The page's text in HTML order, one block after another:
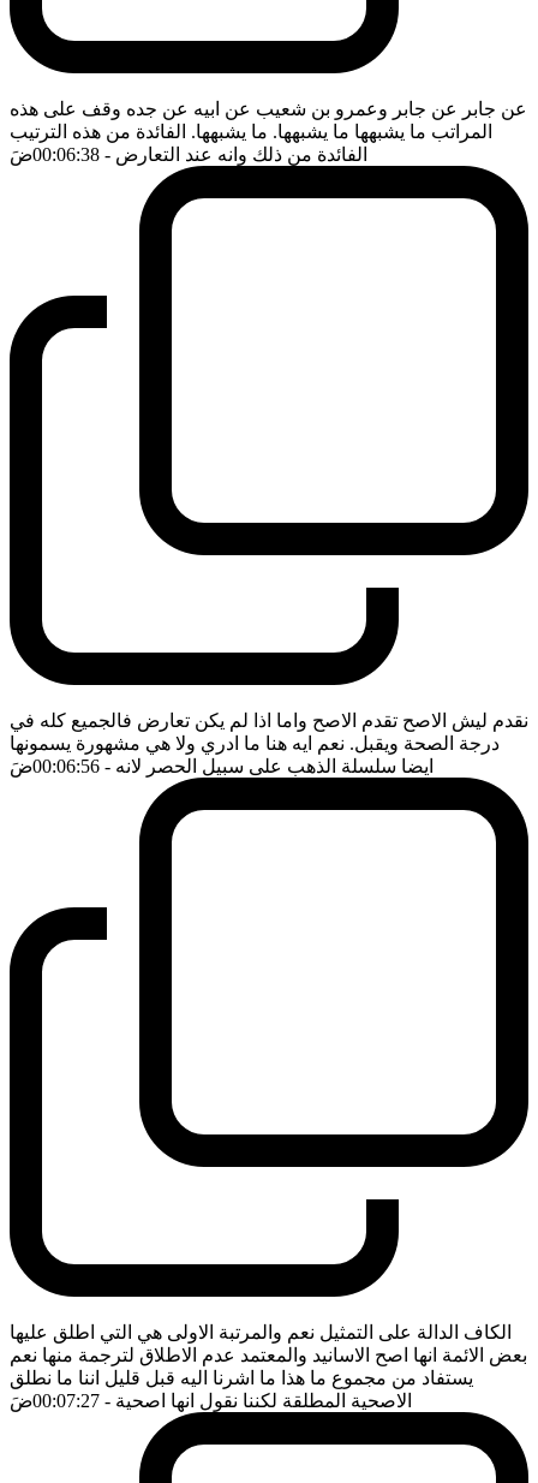
عن جابر عن جابر وعمرو بن شعيب عن ابيه عن جده وقف على هذه
المراتب ما يشبهها ما يشبهها. ما يشبهها. الفائدة من هذه الترتيب
الفائدة من ذلك وانه عند التعارض - 00:06:38 ضَ
نقدم ليش الاصح تقدم الاصح واما اذا لم يكن تعارض فالجميع كله في
درجة الصحة ويقبل. نعم ايه هنا ما ادري ولا هي مشهورة يسمونها
ايضا سلسلة الذهب على سبيل الحصر لانه - 00:06:56 ضَ
الكاف الدالة على التمثيل نعم والمرتبة الاولى هي التي اطلق عليها
بعض الائمة انها اصح الاسانيد والمعتمد عدم الاطلاق لترجمة منها نعم
يستفاد من مجموع ما هذا ما اشرنا اليه قبل قليل اننا ما نطلق
الاصحية المطلقة لكننا نقول انها اصحية - 00:07:27 ضَ